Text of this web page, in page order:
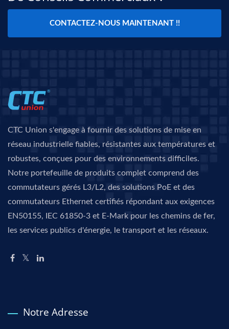
CONTACTEZ-NOUS MAINTENANT !!
CTC Union s'engage à fournir des solutions de mise en
réseau industrielle fiables, résistantes aux températures et
robustes, conçues pour des environnements difficiles.
Notre portefeuille de produits complet comprend des
commutateurs gérés L3/L2, des solutions PoE et des
commutateurs Ethernet certifiés répondant aux exigences
EN50155, IEC 61850-3 et E-Mark pour les chemins de fer,
les services publics d'énergie, le transport et les réseaux.
Notre Adresse